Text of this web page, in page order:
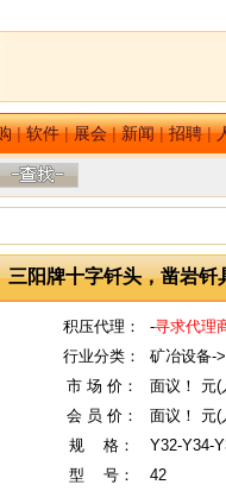
|软件|展会|新闻|招聘|
三阳牌十字钎头，凿岩钎
积压代理： -寻求代理
行业分类：
矿冶设备-
市 场 价：
面议！ 元(
会 员 价：
面议！ 元(
规
格：
Y32-Y34-
型
号：
42